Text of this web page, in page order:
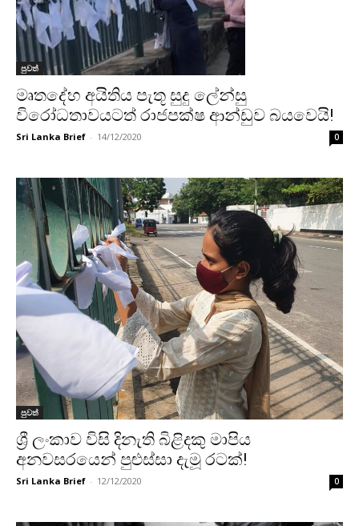
පුවත්
මෘතදේහ අයිතිය පැතූ සුදු ලේන්සු
විරෝධතාවයටත් රාජපක්ෂ ආන්ඩුව බයවෙයි!
Sri Lanka Brief - 14/12/2020 0
පුවත්
ශ්‍රී ලංකාව විසි දිනැති බිළිදකු මාපිය
අනවසරයෙන් පුළුස්සා දැමූ රටක්!
Sri Lanka Brief - 12/12/2020 0